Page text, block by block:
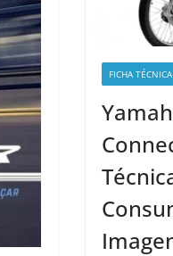
FICHA TÉCNICA